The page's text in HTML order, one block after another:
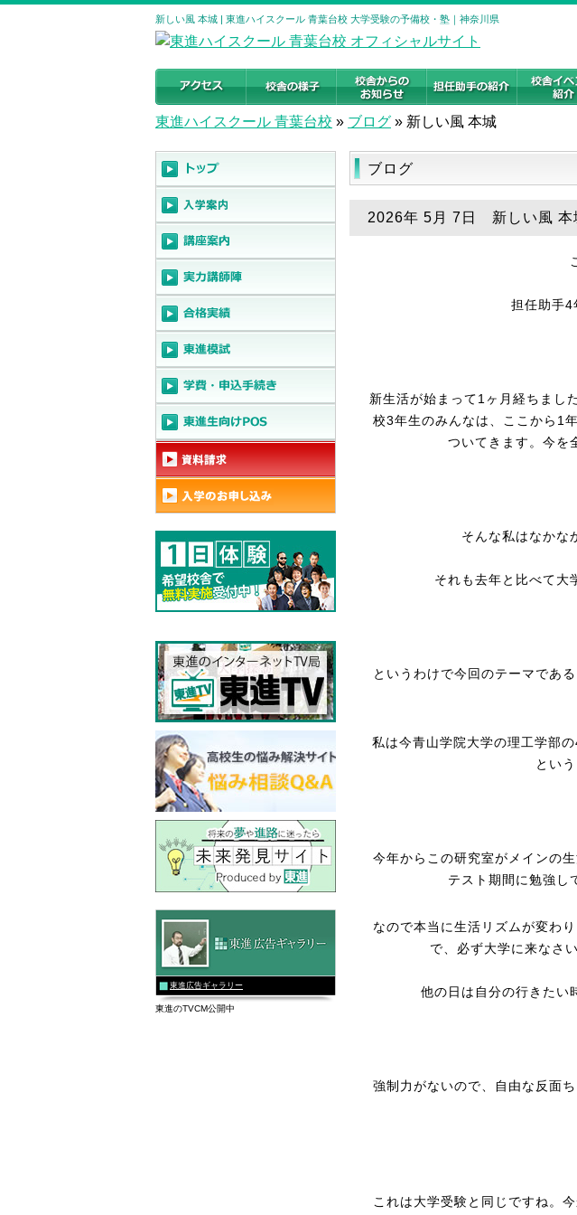
新しい風 本城 | 東進ハイスクール 青葉台校 大学受験の予備校・塾｜神奈川県
東進ハイスクール 青葉台校 » ブログ » 新しい風 本城
ブログ
2026年 5月 7日 新しい風 本
担任助手4
新生活が始まって1ヶ月経ちまし
校3年生のみんなは、ここから1
ついてきます。今を
そんな私はなかな
それも去年と比べて大
というわけで今回のテーマであ
私は今青山学院大学の理工学部
とい
今年からこの研究室がメインの
テスト期間に勉強し
なので本当に生活リズムが変わ
で、必ず大学に来なさ
他の日は自分の行きたい
強制力がないので、自由な反面
これは大学受験と同じですね。
東進広告ギャラリー
東進のTVCM公開中